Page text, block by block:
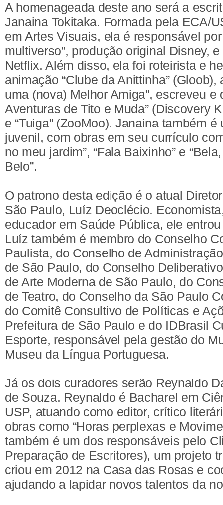
A homenageada deste ano será a
Janaina Tokitaka. Formada pela ECA/
em Artes Visuais, ela é responsável
multiverso”, produção original Disney, e
Netflix. Além disso, ela foi roteirista e
animação “Clube da Anittinha” (Gloob),
uma (nova) Melhor Amiga”, escreveu e
Aventuras de Tito e Muda” (Discovery
e “Tuiga” (ZooMoo). Janaina também
juvenil, com obras em seu currículo
no meu jardim”, “Fala Baixinho” e
Belo”.
O patrono desta edição é o atual
São Paulo, Luíz Deoclécio.
educador em Saúde Pública, ele
Luíz também é membro do Conselho
Paulista, do Conselho de
de São Paulo, do Conselho
de Arte Moderna de São Paulo, do
de Teatro, do Conselho da São Paulo
do Comitê Consultivo de Políticas e
Prefeitura de São Paulo e do IDBrasil
Esporte, responsável pela gestão do
Museu da Língua Portuguesa.
Já os dois curadores serão Reynaldo
de Souza. Reynaldo é Bacharel em
USP, atuando como editor, crítico
obras como “Horas perplexas e
também é um dos responsáveis pelo
Preparação de Escritores), um projeto
criou em 2012 na Casa das Rosas e
ajudando a lapidar novos talentos da